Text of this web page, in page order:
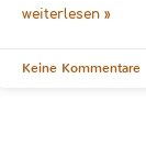
weiterlesen »
Keine Kommentare